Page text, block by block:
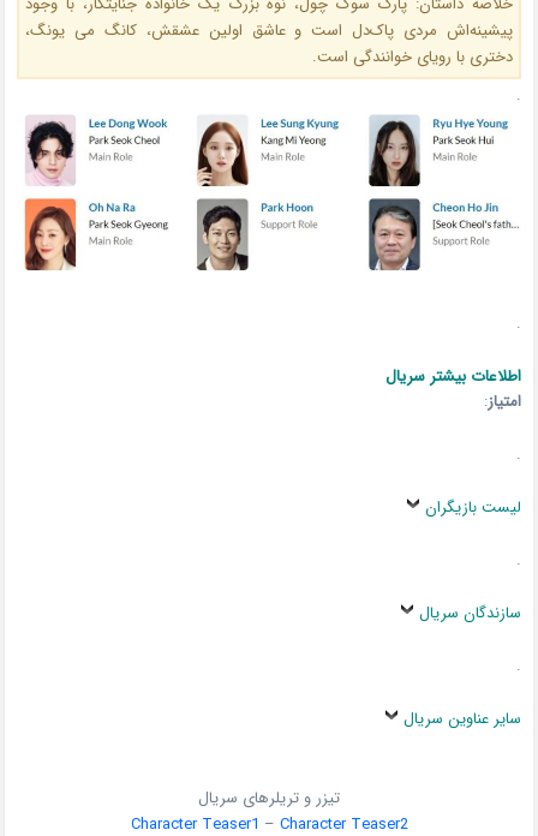
پیشینه‌اش مردی پاک‌دل است و عاشق اولین عشقش، کانگ می یونگ،
دختری با رویای خوانندگی است.
.
.
اطلاعات بیشتر سریال
امتیاز:
.
لیست بازیگران
.
سازندگان سریال
.
سایر عناوین سریال
تیزر و تریلرهای سریال
Character Teaser1 – Character Teaser2